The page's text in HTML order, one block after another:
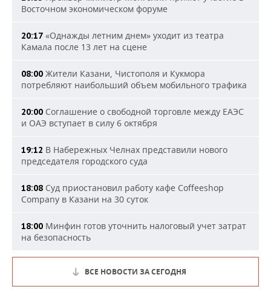
Восточном экономическом форуме
20:17 «Однажды летним днем» уходит из театра
Камала после 13 лет на сцене
08:00 Жители Казани, Чистополя и Кукмора
потребляют наибольший объем мобильного трафика
20:00 Соглашение о свободной торговле между ЕАЭС
и ОАЭ вступает в силу 6 октября
19:12 В Набережных Челнах представили нового
председателя городского суда
18:08 Суд приостановил работу кафе Coffeeshop
Company в Казани на 30 суток
18:00 Минфин готов уточнить налоговый учет затрат
на безопасность
ВСЕ НОВОСТИ ЗА СЕГОДНЯ